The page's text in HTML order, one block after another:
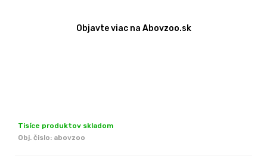
Objavte viac na Abovzoo.sk
Tisíce produktov skladom
Obj. čislo: abovzoo